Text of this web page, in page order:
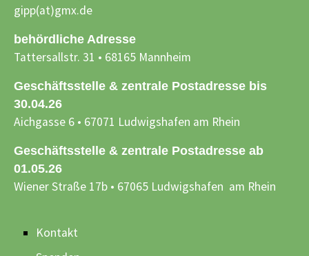
gipp(at)gmx.de
behördliche Adresse
Tattersallstr. 31 • 68165 Mannheim
Geschäftsstelle & zentrale Postadresse bis
30.04.26
Aichgasse 6 • 67071 Ludwigshafen am Rhein
Geschäftsstelle & zentrale Postadresse ab
01.05.26
Wiener Straße 17b • 67065 Ludwigshafen am Rhein
Kontakt